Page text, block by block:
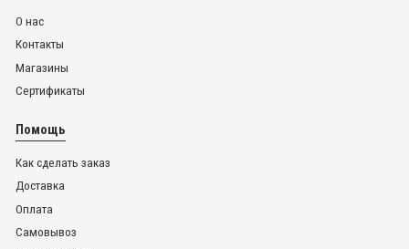
О нас
Контакты
Магазины
Сертификаты
Помощь
Как сделать заказ
Доставка
Оплата
Самовывоз